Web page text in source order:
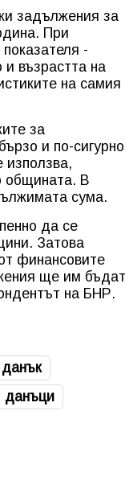
задължения за
При
-
и възрастта на
на самия
за
и по-сигурно
използва,
общината. В
сума.
да се
Затова
финансовите
ще им бъдат
на БНР.
данъци